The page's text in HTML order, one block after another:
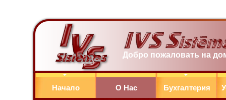
Добро пожаловать на
Начало О Нас Бухгалтерия